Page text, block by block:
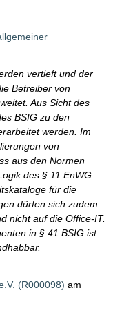
vertieft und der
Betreiber von
Aus Sicht des
BSIG zu den
werden. Im
von
aus den Normen
des § 11 EnWG
für die
dürfen sich zudem
nicht auf die Office-IT.
in § 41 BSIG ist
(R000098) am